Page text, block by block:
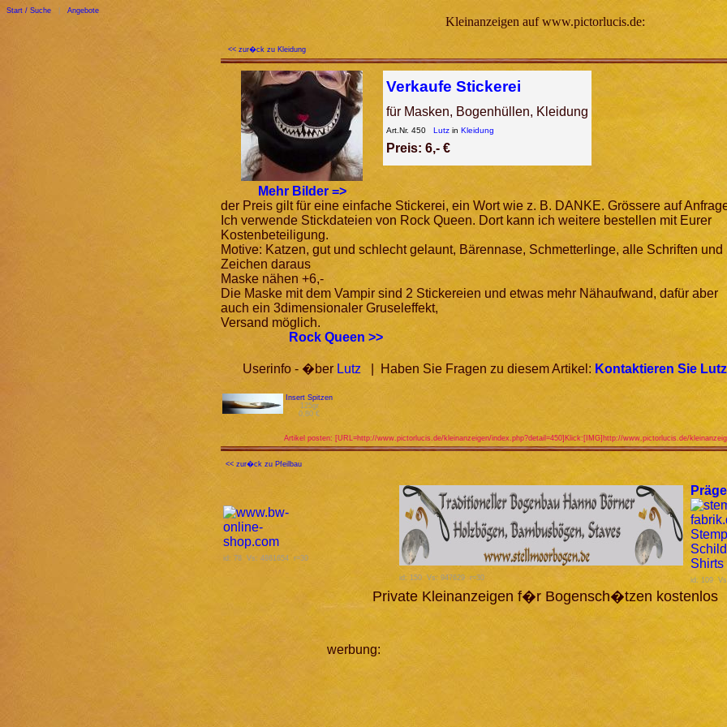
Start / Suche Angebote
Kleinanzeigen auf www.pictorlucis.de:
<< zur�ck zu Kleidung
Mehr Bilder =>
Verkaufe Stickerei
für Masken, Bogenhüllen, Kleidung
Art.Nr. 450 Lutz in Kleidung
Preis: 6,- €
der Preis gilt für eine einfache Stickerei, ein Wort wie z. B. DANKE. Grössere auf
Ich verwende Stickdateien von Rock Queen. Dort kann ich weitere bestellen mit Eurer
Kostenbeteiligung.
Motive: Katzen, gut und schlecht gelaunt, Bärennase, Schmetterlinge, alle Schriften und
Zeichen daraus
Maske nähen +6,-
Die Maske mit dem Vampir sind 2 Stickereien und etwas mehr Nähaufwand, dafür aber
auch ein 3dimensionaler Gruseleffekt,
Versand möglich.
Rock Queen >>
Userinfo - �ber Lutz | Haben Sie Fragen zu diesem Artikel: Kontaktieren Sie Lutz
Insert Spitzen
125gr
0,80 €
Artikel posten: [URL=http://www.pictorlucis.de/kleinanzeigen/index.php?detail=450]Klick:[IMG]http://www.pictorlucis.de/
<< zur�ck zu Pfeilbau
id: 78 Vs: 4861654 r=30
id: 150 Vs: 947629 r=30 id: 109
Private Kleinanzeigen f�r Bogensch�tzen kostenlos
werbung: